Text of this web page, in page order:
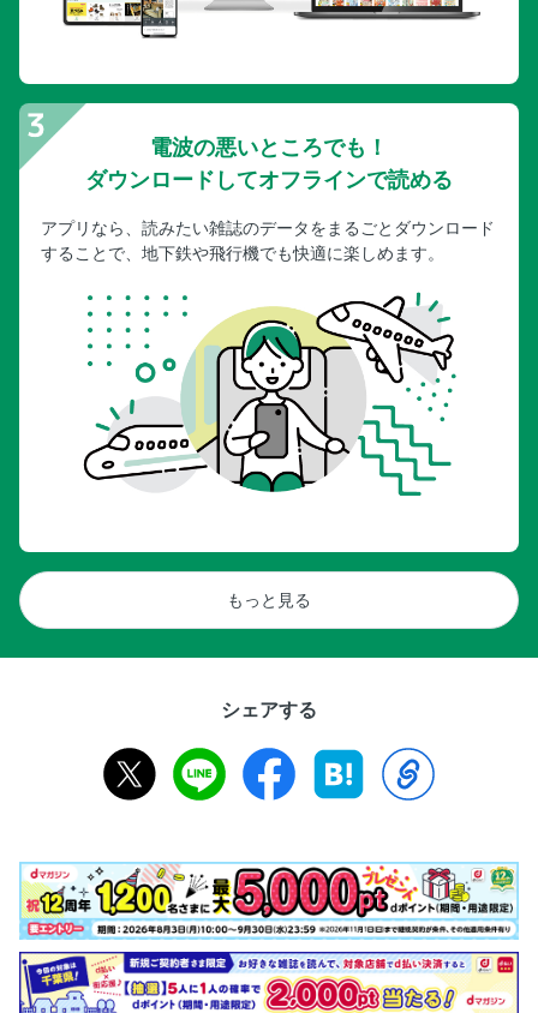
電波の悪いところでも！
ダウンロードしてオフラインで読める
アプリなら、読みたい雑誌のデータをまるごとダウンロード
することで、地下鉄や飛行機でも快適に楽しめます。
もっと見る
シェアする